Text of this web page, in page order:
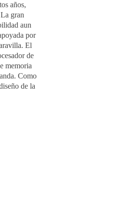
años,
gran
aun
por
El
de
memoria
Como
de la